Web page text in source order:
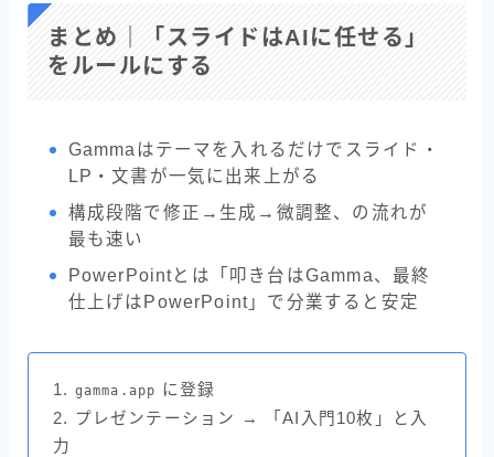
まとめ｜「スライドはAIに任せる」
をルールにする
Gammaはテーマを入れるだけでスライド・
LP・文書が一気に出来上がる
構成段階で修正→生成→微調整、の流れが
最も速い
PowerPointとは「叩き台はGamma、最終
仕上げはPowerPoint」で分業すると安定
1. gamma.app に登録
2. プレゼンテーション → 「AI入門10枚」と入
力